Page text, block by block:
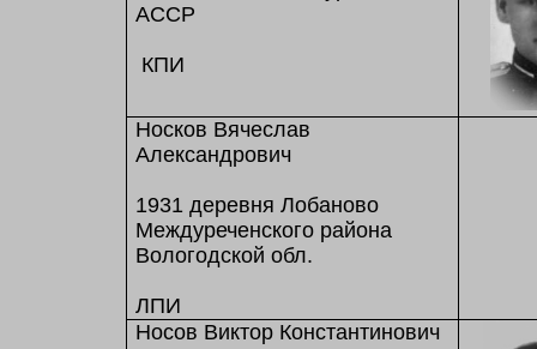
АССР
КПИ
Носков Вячеслав
Александрович
1931 деревня Лобаново
Междуреченского района
Вологодской обл.
ЛПИ
Носов Виктор Константинович